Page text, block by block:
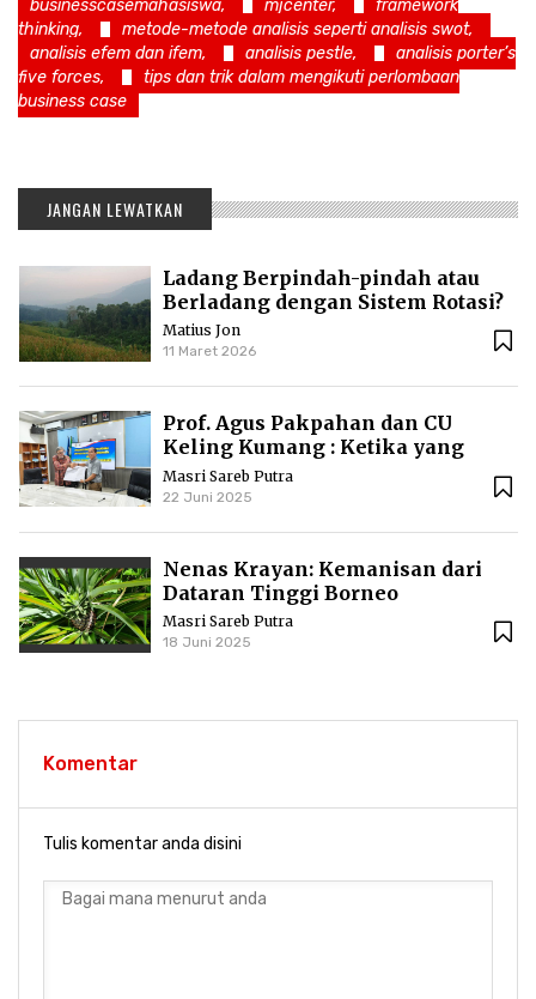
businesscasemahasiswa,
mjcenter,
framework
thinking,
metode-metode analisis seperti analisis swot,
analisis efem dan ifem,
analisis pestle,
analisis porter’s
five forces,
tips dan trik dalam mengikuti perlombaan
business case
JANGAN LEWATKAN
Ladang Berpindah-pindah atau
Berladang dengan Sistem Rotasi?
Matius Jon
11 Maret 2026
Prof. Agus Pakpahan dan CU
Keling Kumang : Ketika yang
Kecil Mengajari yang Besar
Masri Sareb Putra
22 Juni 2025
Nenas Krayan: Kemanisan dari
Dataran Tinggi Borneo
Masri Sareb Putra
18 Juni 2025
Komentar
Tulis komentar anda disini